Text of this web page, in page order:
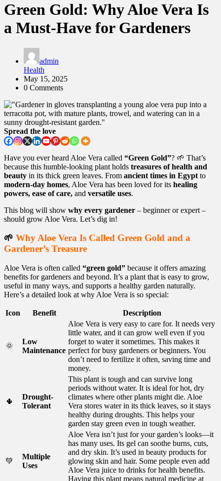
Green Gold: Why Aloe Vera Is
a Must-Have for Gardeners
admin
Health
May 15, 2025
0 Comments
Spread the love
Have you ever heard Aloe Vera called “Green Gold”? 🌱 That’s
because this humble-looking plant holds treasures of health and
beauty in its thick green leaves. From ancient times in Egypt to
modern-day homes, Aloe Vera has been loved for its healing
powers, ease of care, and versatile uses.
This blog will show why every gardener – beginner or expert –
should grow Aloe Vera. Let’s dig in!
🌱 Why Aloe Vera Is Called Green Gold and a
Gardener’s Treasure
Aloe Vera is often called “green gold” because it offers amazing
benefits for gardeners and beyond. It’s a plant that is easy to grow,
useful in many ways, and supports a healthy garden naturally.
Here’s a detailed look at why Aloe Vera is so special:
Icon Benefit Description
🌞
Low
Maintenance
Aloe Vera is very easy to care for. It needs very
little water, and it can grow well even if you
forget to water it sometimes. This makes it
perfect for busy gardeners or beginners. You
don’t need to fertilize it often, saving time and
money.
🌵
Drought-
Tolerant
This plant is tough and can survive long
periods without water. It is ideal for hot, dry
climates where other plants might die. Aloe
Vera stores water in its thick leaves, so it stays
healthy during droughts. This helps your
garden stay green even in tough weather.
💚
Multiple
Uses
Aloe Vera isn’t just for your garden’s looks—it
has many uses. Its gel can soothe burns, cuts,
and dry skin. It’s used in beauty products for
glowing skin and hair. Some people even add
Aloe Vera juice to drinks for health benefits.
Having this plant means natural medicine at